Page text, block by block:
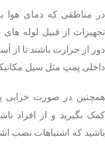
در مناطقی که دمای هوا
تجهیزات از قبیل لوله
دور از حرارت باشند تا از
داخلی پمپ مثل سیل
همچنین در صورت خرابی
کمک بگیرید و از افراد
باشید که اشتباهات نصب